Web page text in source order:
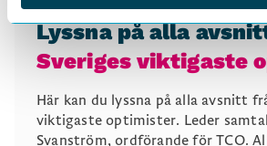
Lyssna på alla
Sveriges viktigaste
Här kan du lyssna på alla avsnitt
viktigaste optimister. Leder
Svanström, ordförande för TCO.